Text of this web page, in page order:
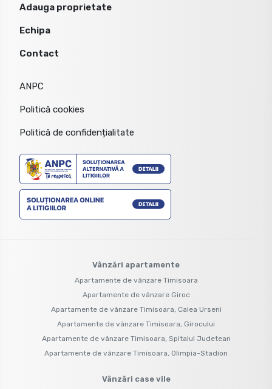
Adauga proprietate
Echipa
Contact
ANPC
Politică cookies
Politică de confidențialitate
Vânzări apartamente
Apartamente de vânzare Timisoara
Apartamente de vânzare Giroc
Apartamente de vânzare Timisoara, Calea Urseni
Apartamente de vânzare Timisoara, Girocului
Apartamente de vânzare Timisoara, Spitalul Judetean
Apartamente de vânzare Timisoara, Olimpia-Stadion
Vânzări case vile